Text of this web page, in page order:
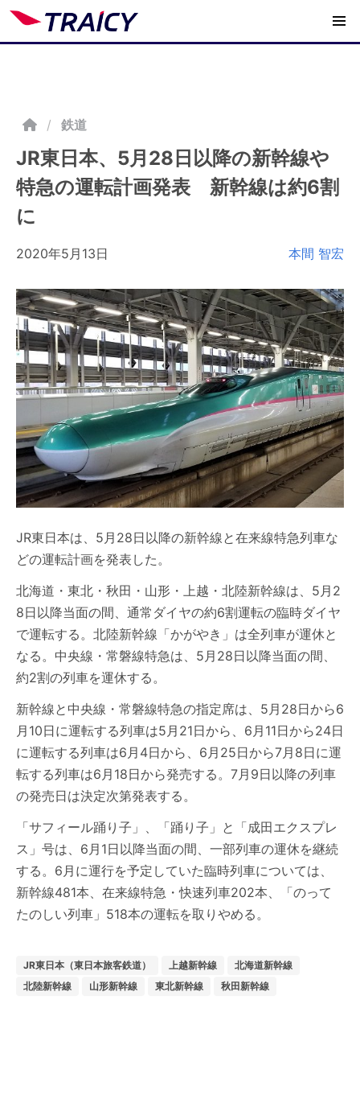
/ 鉄道
JR東日本、5月28日以降の新幹線や
特急の運転計画発表 新幹線は約6割
に
2020年5月13日 本間 智宏
JR東日本は、5月28日以降の新幹線と在来線特急列車な
どの運転計画を発表した。
北海道・東北・秋田・山形・上越・北陸新幹線は、5月2
8日以降当面の間、通常ダイヤの約6割運転の臨時ダイヤ
で運転する。北陸新幹線「かがやき」は全列車が運休と
なる。中央線・常磐線特急は、5月28日以降当面の間、
約2割の列車を運休する。
新幹線と中央線・常磐線特急の指定席は、5月28日から6
月10日に運転する列車は5月21日から、6月11日から24日
に運転する列車は6月4日から、6月25日から7月8日に運
転する列車は6月18日から発売する。7月9日以降の列車
の発売日は決定次第発表する。
「サフィール踊り子」、「踊り子」と「成田エクスプレ
ス」号は、6月1日以降当面の間、一部列車の運休を継続
する。6月に運行を予定していた臨時列車については、
新幹線481本、在来線特急・快速列車202本、「のって
たのしい列車」518本の運転を取りやめる。
JR東日本（東日本旅客鉄道） 上越新幹線
北海道新幹線
北陸新幹線
山形新幹線 東北新幹線 秋田新幹線